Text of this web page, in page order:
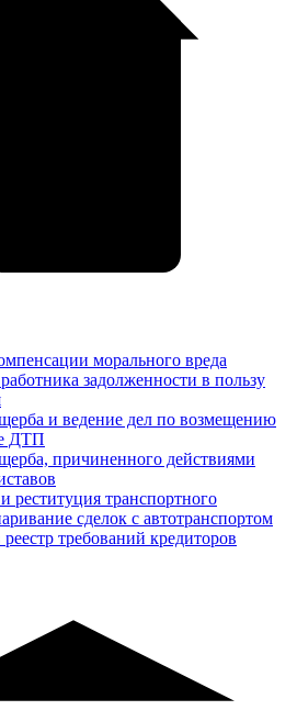
морального вреда
задолженности в пользу
и ведение дел по возмещению
ДТП
причиненного действиями
реституция транспортного
сделок с автотранспортом
требований кредиторов